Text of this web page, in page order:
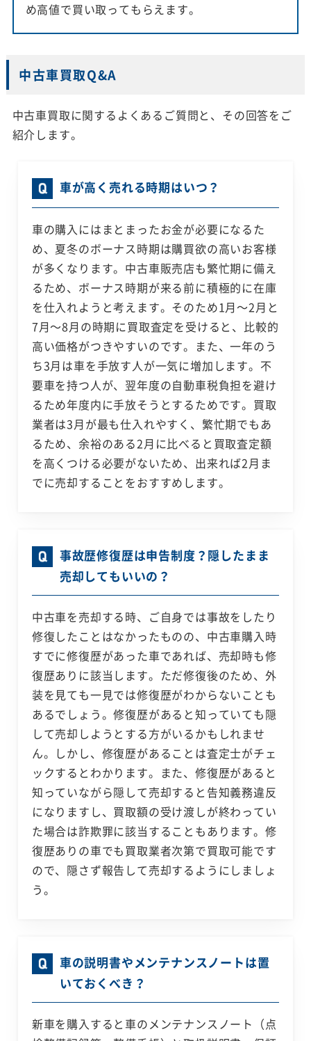
め高値で買い取ってもらえます。
中古車買取Q&A
中古車買取に関するよくあるご質問と、その回答をご
紹介します。
車が高く売れる時期はいつ？
車の購入にはまとまったお金が必要になるた
め、夏冬のボーナス時期は購買欲の高いお客様
が多くなります。中古車販売店も繁忙期に備え
るため、ボーナス時期が来る前に積極的に在庫
を仕入れようと考えます。そのため1月～2月と
7月～8月の時期に買取査定を受けると、比較的
高い価格がつきやすいのです。また、一年のう
ち3月は車を手放す人が一気に増加します。不
要車を持つ人が、翌年度の自動車税負担を避け
るため年度内に手放そうとするためです。買取
業者は3月が最も仕入れやすく、繁忙期でもあ
るため、余裕のある2月に比べると買取査定額
を高くつける必要がないため、出来れば2月ま
でに売却することをおすすめします。
事故歴修復歴は申告制度？隠したまま
売却してもいいの？
中古車を売却する時、ご自身では事故をしたり
修復したことはなかったものの、中古車購入時
すでに修復歴があった車であれば、売却時も修
復歴ありに該当します。ただ修復後のため、外
装を見ても一見では修復歴がわからないことも
あるでしょう。修復歴があると知っていても隠
して売却しようとする方がいるかもしれませ
ん。しかし、修復歴があることは査定士がチェ
ックするとわかります。また、修復歴があると
知っていながら隠して売却すると告知義務違反
になりますし、買取額の受け渡しが終わってい
た場合は詐欺罪に該当することもあります。修
復歴ありの車でも買取業者次第で買取可能です
ので、隠さず報告して売却するようにしましょ
う。
車の説明書やメンテナンスノートは置
いておくべき？
新車を購入すると車のメンテナンスノート（点